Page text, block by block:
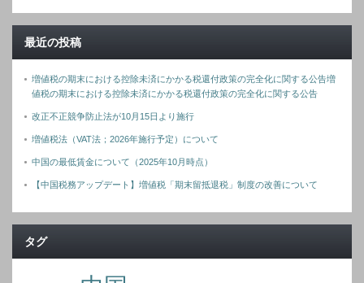
最近の投稿
増値税の期末における控除未済にかかる税還付政策の完全化に関する公告増
値税の期末における控除未済にかかる税還付政策の完全化に関する公告
改正不正競争防止法が10月15日より施行
増値税法（VAT法；2026年施行予定）について
中国の最低賃金について（2025年10月時点）
【中国税務アップデート】増値税「期末留抵退税」制度の改善について
タグ